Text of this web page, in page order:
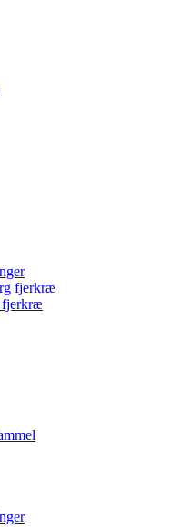
fjerkræ
fjerkræ